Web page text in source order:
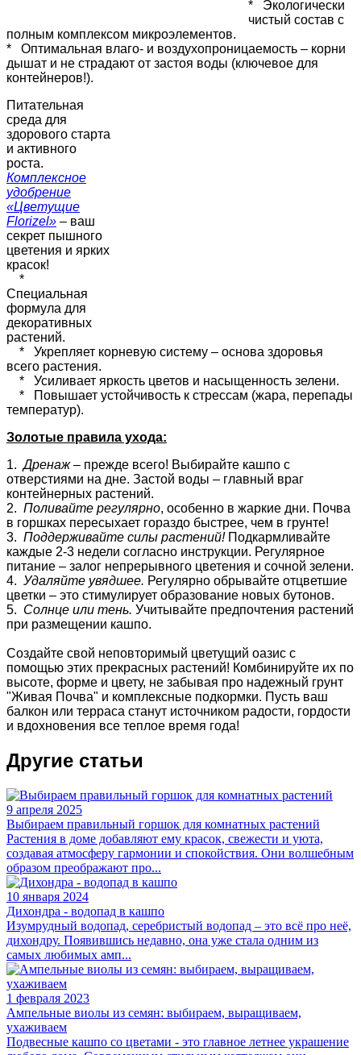
* Экологически
чистый состав с
полным комплексом микроэлементов.
* Оптимальная влаго- и воздухопроницаемость – корни
дышат и не страдают от застоя воды (ключевое для
контейнеров!).
Питательная
среда для
здорового старта
и активного
роста.
Комплексное
удобрение
«Цветущие
Florizel» – ваш
секрет пышного
цветения и ярких
красок!
*
Специальная
формула для
декоративных
растений.
* Укрепляет корневую систему – основа здоровья
всего растения.
* Усиливает яркость цветов и насыщенность зелени.
* Повышает устойчивость к стрессам (жара, перепады
температур).
Золотые правила ухода:
1.Дренаж– прежде всего! Выбирайте кашпо с
отверстиями на дне. Застой воды – главный враг
контейнерных растений.
2. Поливайте регулярно, особенно в жаркие дни. Почва
в горшках пересыхает гораздо быстрее, чем в грунте!
3. Поддерживайте силы растений!Подкармливайте
каждые 2-3 недели согласно инструкции. Регулярное
питание – залог непрерывного цветения и сочной зелени.
4. Удаляйте увядшее. Регулярно обрывайте отцветшие
цветки – это стимулирует образование новых бутонов.
5. Солнце или тень. Учитывайте предпочтения растений
при размещении кашпо.
Создайте свой неповторимый цветущий оазис с
помощью этих прекрасных растений! Комбинируйте их по
высоте, форме и цвету, не забывая про надежный грунт
"Живая Почва" и комплексные подкормки. Пусть ваш
балкон или терраса станут источником радости, гордости
и вдохновения все теплое время года!
Другие статьи
9 апреля 2025
Выбираем правильный горшок для комнатных растений
Растения в доме добавляют ему красок, свежести и уюта,
создавая атмосферу гармонии и спокойствия. Они волшебным
образом преображают про...
10 января 2024
Дихондра - водопад в кашпо
Изумрудный водопад, серебристый водопад – это всё про неё,
дихондру. Появившись недавно, она уже стала одним из
самых любимых амп...
1 февраля 2023
Ампельные виолы из семян: выбираем, выращиваем,
ухаживаем
Подвесные кашпо со цветами - это главное летнее украшение